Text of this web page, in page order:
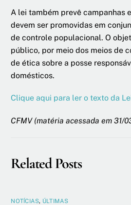
A lei também prevê campanhas
devem ser promovidas em
de controle populacional. O
público, por meio dos meios de
de ética sobre a posse
domésticos.
Clique aqui para ler o texto da
CFMV (matéria acessada em 31/
Related Posts
NOTÍCIAS, ÚLTIMAS